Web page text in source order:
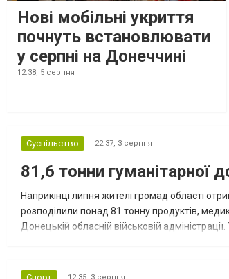
Нові мобільні укриття
почнуть встановлювати
у серпні на Донеччині
12:38, 5 серпня
Суспільство 22:37, 3 серпня
81,6 тонни гуманітарної
Наприкінці липня жителі громад області
розподілили понад 81 тонну продуктів,
Донецькій обласній військовій